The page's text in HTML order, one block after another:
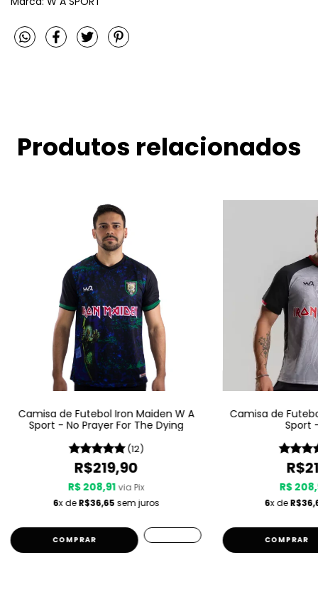
Produtos relacionados
Camisa de Futebol Iron Maiden W A
Sport - No Prayer For The Dying
(12)
R$219,90
R$ 208,91 via Pix
6x deR$36,65 sem juros
COMPRAR
Camisa de
Sport
R$
6x de
COMPRAR